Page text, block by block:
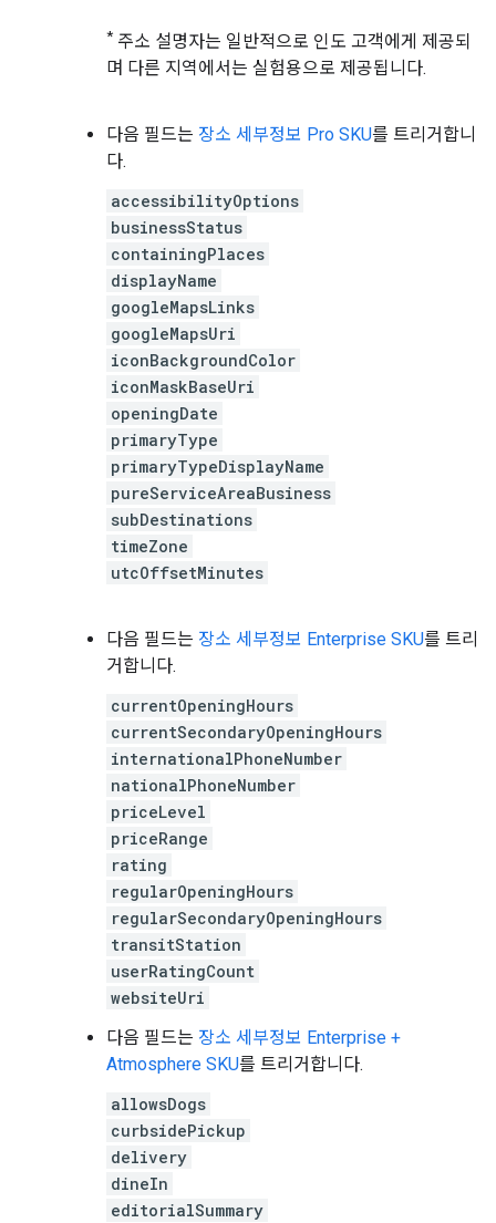
* 주소 설명자는 일반적으로 인도 고객에게 제공되
며 다른 지역에서는 실험용으로 제공됩니다.
다음 필드는 장소 세부정보 Pro SKU를 트리거합니
다.
accessibilityOptions
businessStatus
containingPlaces
displayName
googleMapsLinks
googleMapsUri
iconBackgroundColor
iconMaskBaseUri
openingDate
primaryType
primaryTypeDisplayName
pureServiceAreaBusiness
subDestinations
timeZone
utcOffsetMinutes
다음 필드는 장소 세부정보 Enterprise SKU를 트리
거합니다.
currentOpeningHours
currentSecondaryOpeningHours
internationalPhoneNumber
nationalPhoneNumber
priceLevel
priceRange
rating
regularOpeningHours
regularSecondaryOpeningHours
transitStation
userRatingCount
websiteUri
다음 필드는 장소 세부정보 Enterprise +
Atmosphere SKU를 트리거합니다.
allowsDogs
curbsidePickup
delivery
dineIn
editorialSummary